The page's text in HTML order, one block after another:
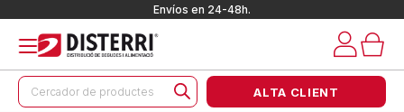
Envíos en 24-48h.
Products
search
ALTA CLIENT